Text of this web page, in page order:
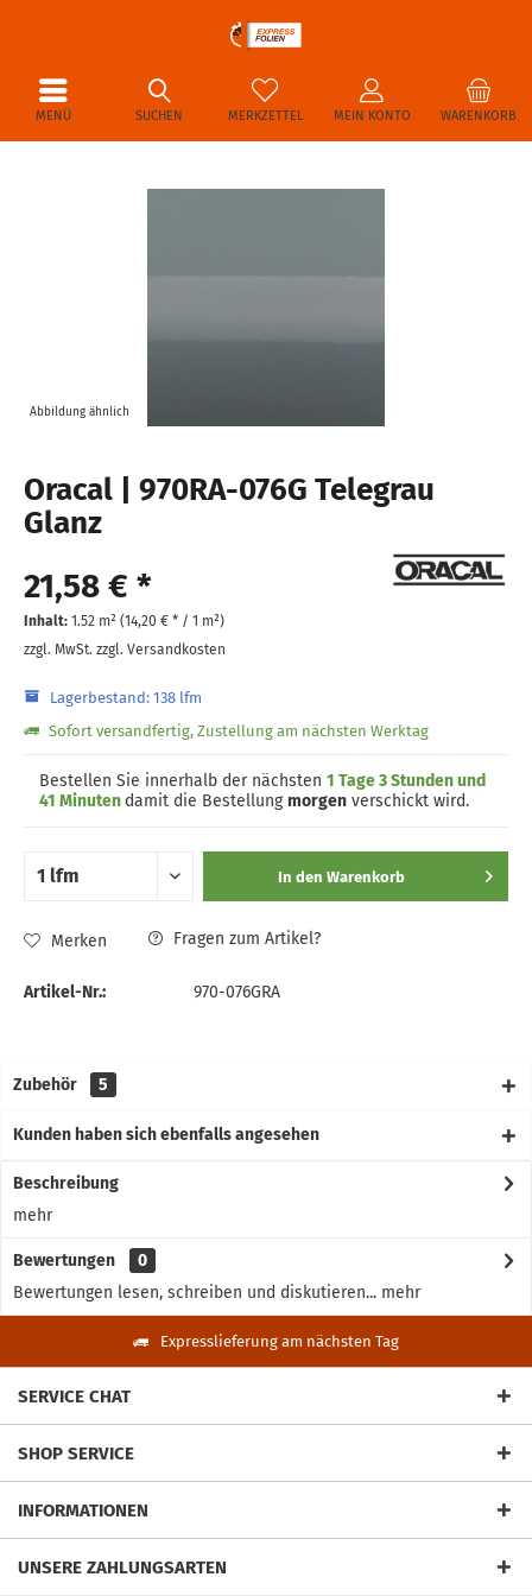
MENÜ WARENKORB
MERKZETTEL MEIN KONTO
SUCHEN
Abbildung ähnlich
Oracal | 970RA-076G Telegrau
Glanz
21,58 € *
Inhalt: 1.52 m² (14,20 € * / 1 m²)
zzgl. MwSt. zzgl. Versandkosten
Lagerbestand: 138 lfm
Sofort versandfertig, Zustellung am nächsten Werktag
Bestellen Sie innerhalb der nächsten 1 Tage 3 Stunden und
41 Minuten damit die Bestellungmorgen verschickt wird.
In den Warenkorb
Merken Fragen zum Artikel?
Artikel-Nr.: 970-076GRA
Zubehör 5
Kunden haben sich ebenfalls angesehen
Beschreibung
mehr
Bewertungen
0
Bewertungen lesen, schreiben und diskutieren... mehr
Expresslieferung am nächsten Tag
SERVICE CHAT
SHOP SERVICE
INFORMATIONEN
UNSERE ZAHLUNGSARTEN